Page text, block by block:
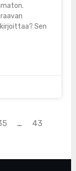
Sen
… 43